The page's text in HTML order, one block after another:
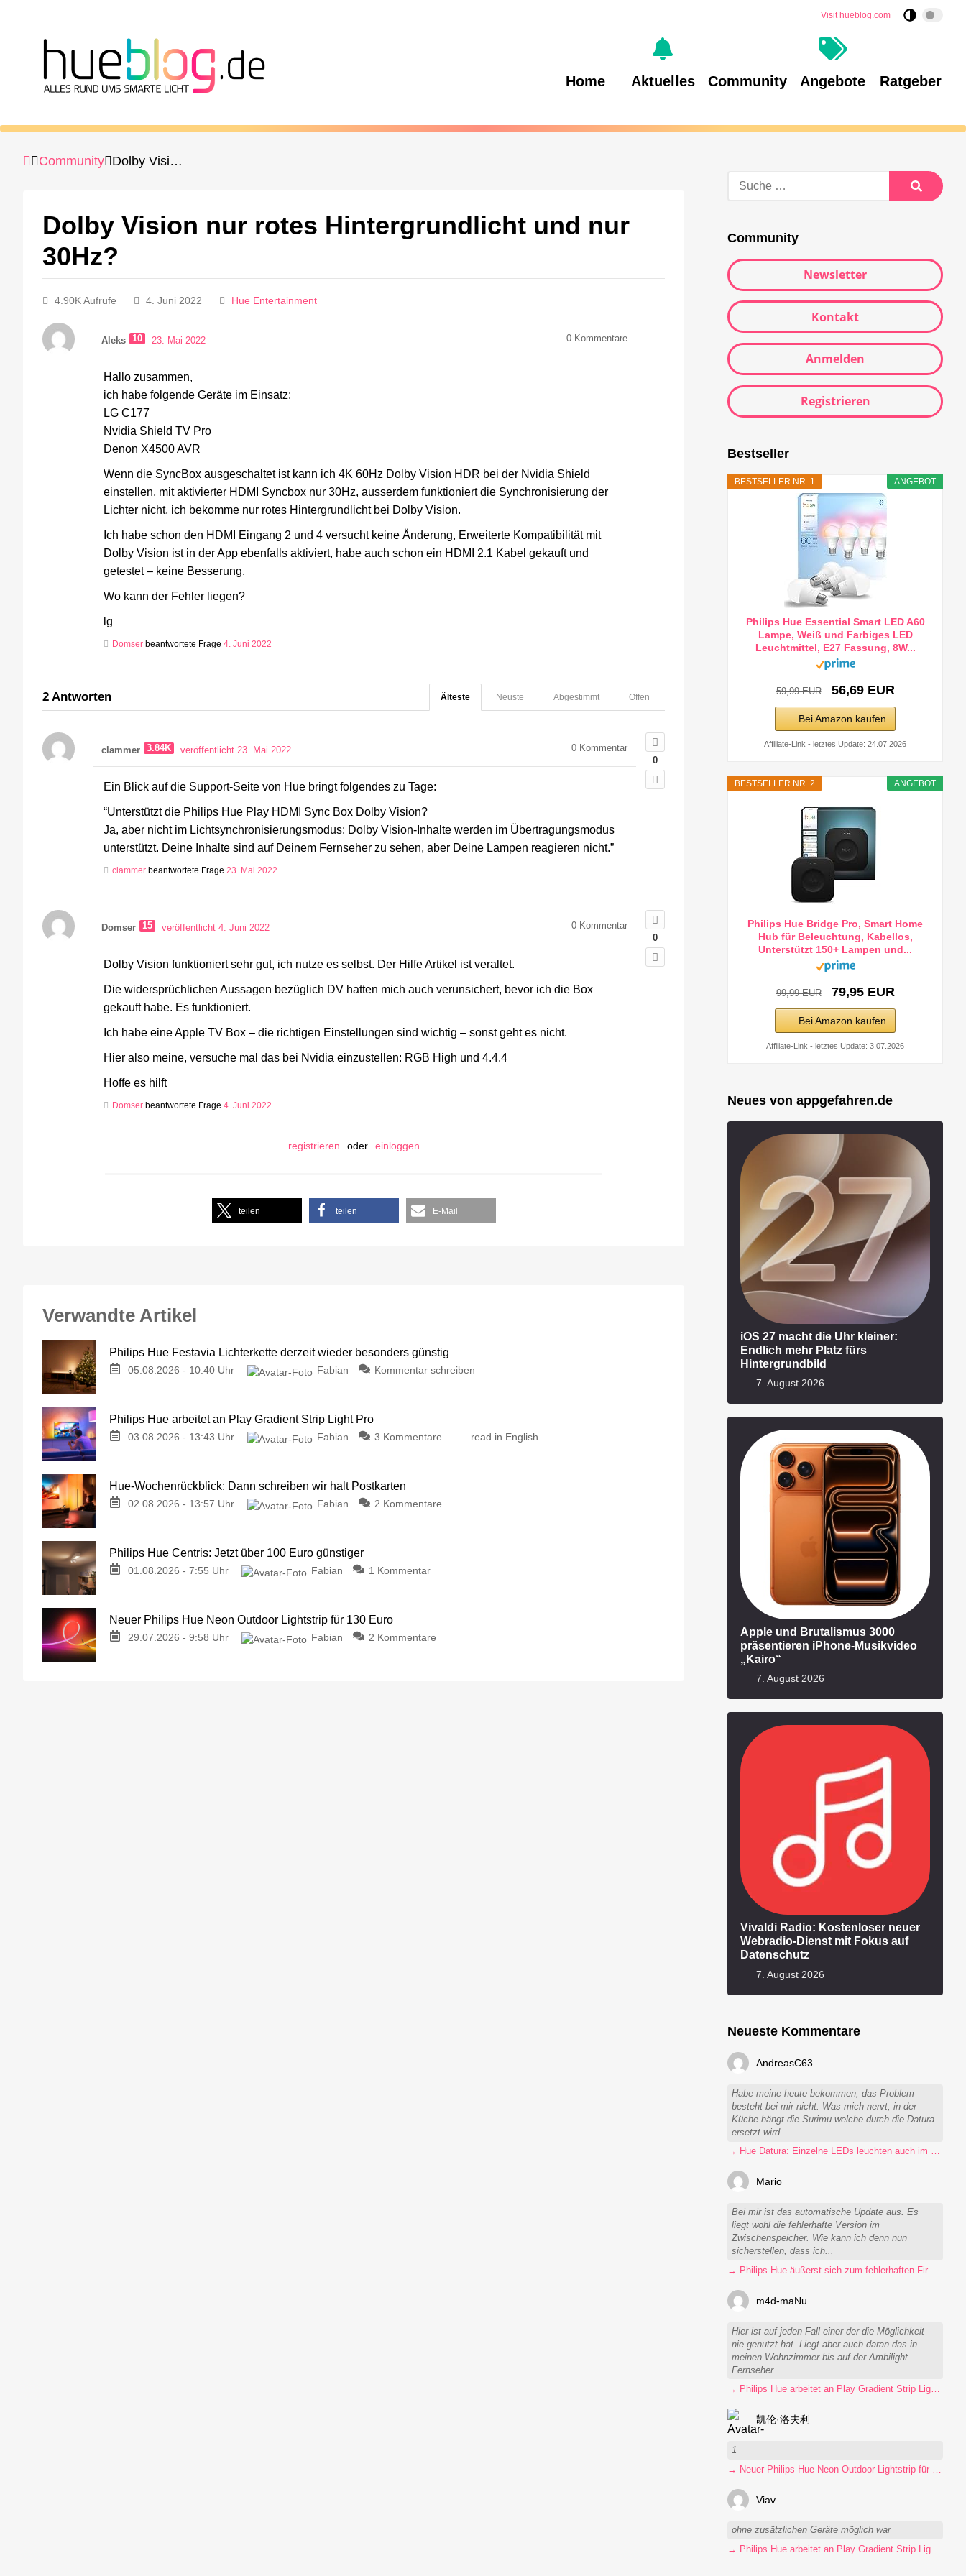
Visit hueblog.com
Home Aktuelles Community Angebote Ratgeber
Community Dolby Vision nur rotes Hintergrundlicht und nur 30Hz?
Dolby Vision nur rotes Hintergrundlicht und nur
30Hz?
4.90K Aufrufe 4. Juni 2022 Hue Entertainment
Aleks 10 23. Mai 2022 0 Kommentare
Hallo zusammen,
ich habe folgende Geräte im Einsatz:
LG C177
Nvidia Shield TV Pro
Denon X4500 AVR
Wenn die SyncBox ausgeschaltet ist kann ich 4K 60Hz Dolby Vision HDR bei der Nvidia Shield
einstellen, mit aktivierter HDMI Syncbox nur 30Hz, ausserdem funktioniert die Synchronisierung der
Lichter nicht, ich bekomme nur rotes Hintergrundlicht bei Dolby Vision.
Ich habe schon den HDMI Eingang 2 und 4 versucht keine Änderung, Erweiterte Kompatibilität mit
Dolby Vision ist in der App ebenfalls aktiviert, habe auch schon ein HDMI 2.1 Kabel gekauft und
getestet – keine Besserung.
Wo kann der Fehler liegen?
lg
Domser beantwortete Frage 4. Juni 2022
2 Antworten Offen
Abgestimmt
Neuste
Älteste
0
clammer 3.84K veröffentlicht 23. Mai 2022 0 Kommentar
Ein Blick auf die Support-Seite von Hue bringt folgendes zu Tage:
“Unterstützt die Philips Hue Play HDMI Sync Box Dolby Vision?
Ja, aber nicht im Lichtsynchronisierungsmodus: Dolby Vision-Inhalte werden im Übertragungsmodus
unterstützt. Deine Inhalte sind auf Deinem Fernseher zu sehen, aber Deine Lampen reagieren nicht.”
clammer beantwortete Frage 23. Mai 2022
0
Domser 15 veröffentlicht 4. Juni 2022 0 Kommentar
Dolby Vision funktioniert sehr gut, ich nutze es selbst. Der Hilfe Artikel ist veraltet.
Die widersprüchlichen Aussagen bezüglich DV hatten mich auch verunsichert, bevor ich die Box
gekauft habe. Es funktioniert.
Ich habe eine Apple TV Box – die richtigen Einstellungen sind wichtig – sonst geht es nicht.
Hier also meine, versuche mal das bei Nvidia einzustellen: RGB High und 4.4.4
Hoffe es hilft
Domser beantwortete Frage 4. Juni 2022
registrieren oder einloggen
teilen teilen E-Mail
Verwandte Artikel
Philips Hue Festavia Lichterkette derzeit wieder besonders günstig
05.08.2026 - 10:40 Uhr Fabian Kommentar schreiben
Philips Hue arbeitet an Play Gradient Strip Light Pro
03.08.2026 - 13:43 Uhr Fabian 3 Kommentare read in English
Hue-Wochenrückblick: Dann schreiben wir halt Postkarten
02.08.2026 - 13:57 Uhr Fabian 2 Kommentare
Philips Hue Centris: Jetzt über 100 Euro günstiger
01.08.2026 - 7:55 Uhr Fabian 1 Kommentar
Neuer Philips Hue Neon Outdoor Lightstrip für 130 Euro
29.07.2026 - 9:58 Uhr Fabian 2 Kommentare
Community
Newsletter
Kontakt
Anmelden
Registrieren
Bestseller
ANGEBOT
BESTSELLER NR. 1
Philips Hue Essential Smart LED A60
Lampe, Weiß und Farbiges LED
Leuchtmittel, E27 Fassung, 8W...
59,99 EUR 56,69 EUR
Bei Amazon kaufen
Affiliate-Link - letztes Update: 24.07.2026
ANGEBOT
BESTSELLER NR. 2
Philips Hue Bridge Pro, Smart Home
Hub für Beleuchtung, Kabellos,
Unterstützt 150+ Lampen und...
99,99 EUR 79,95 EUR
Bei Amazon kaufen
Affiliate-Link - letztes Update: 3.07.2026
Neues von appgefahren.de
iOS 27 macht die Uhr kleiner:
Endlich mehr Platz fürs
Hintergrundbild
7. August 2026
Apple und Brutalismus 3000
präsentieren iPhone-Musikvideo
„Kairo“
7. August 2026
Vivaldi Radio: Kostenloser neuer
Webradio-Dienst mit Fokus auf
Datenschutz
7. August 2026
Neueste Kommentare
AndreasC63
Habe meine heute bekommen, das Problem
besteht bei mir nicht. Was mich nervt, in der
Küche hängt die Surimu welche durch die Datura
ersetzt wird....
→ Hue Datura: Einzelne LEDs leuchten auch im ausgeschalteten Zustand
Mario
Bei mir ist das automatische Update aus. Es
liegt wohl die fehlerhafte Version im
Zwischenspeicher. Wie kann ich denn nun
sicherstellen, dass ich...
→ Philips Hue äußerst sich zum fehlerhaften Firmware-Update
m4d-maNu
Hier ist auf jeden Fall einer der die Möglichkeit
nie genutzt hat. Liegt aber auch daran das in
meinen Wohnzimmer bis auf der Ambilight
Fernseher...
→ Philips Hue arbeitet an Play Gradient Strip Light Pro
凯伦·洛夫利
1
Viav
ohne zusätzlichen Geräte möglich war
→ Philips Hue arbeitet an Play Gradient Strip Light Pro